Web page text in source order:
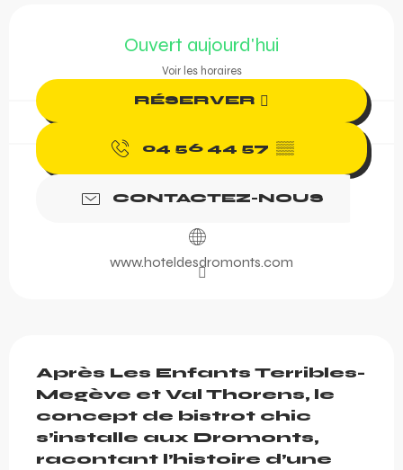
Ouvert aujourd'hui
Voir les horaires
RÉSERVER
04 56 44 57 ▒▒
CONTACTEZ-NOUS
www.hoteldesdromonts.com
Après Les Enfants Terribles-
Megève et Val Thorens, le
concept de bistrot chic
s’installe aux Dromonts,
racontant l’histoire d’une